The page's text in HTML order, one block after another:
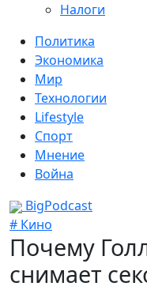
Налоги
Политика
Экономика
Мир
Технологии
Lifestyle
Спорт
Мнение
Война
BigPodcast
# Кино
Почему
снимает